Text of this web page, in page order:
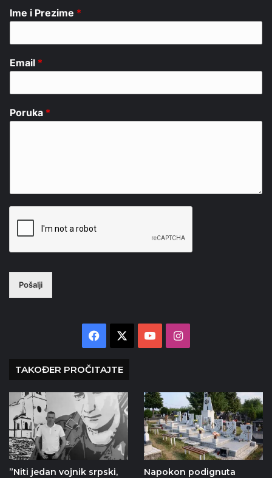
Ime i Prezime *
Email *
Poruka *
Pošalji
Facebook YouTubeInstagram
TAKOĐER PROČITAJTE
”Niti jedan vojnik srpski,
Napokon podignuta